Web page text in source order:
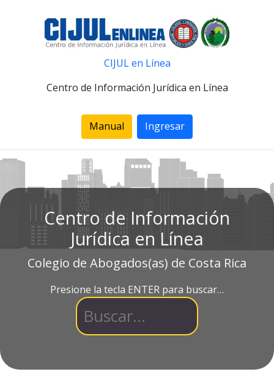
CIJUL en Línea
Centro de Información Jurídica en Línea
Manual Ingresar
Centro de Información
Jurídica en Línea
Colegio de Abogados(as) de Costa Rica
Presione la tecla ENTER para buscar…